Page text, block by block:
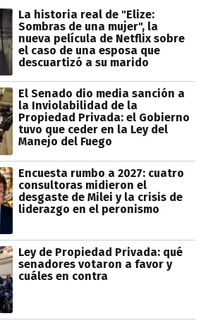
La historia real de "Elize:
Sombras de una mujer", la
nueva película de Netflix sobre
el caso de una esposa que
descuartizó a su marido
El Senado dio media sanción a
la Inviolabilidad de la
Propiedad Privada: el Gobierno
tuvo que ceder en la Ley del
Manejo del Fuego
Encuesta rumbo a 2027: cuatro
consultoras midieron el
desgaste de Milei y la crisis de
liderazgo en el peronismo
Ley de Propiedad Privada: qué
senadores votaron a favor y
cuáles en contra